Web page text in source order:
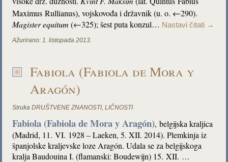
Maximus Rullianus), vojskovođa i državnik (u. o. ←290).
Magister equitum (←325); šest puta konzul… Nastavi čitati →
Ažurirano: 1. listopada 2013.
Fabiola (Fabiola de Mora y
Aragón)
Struka DRUŠTVENE ZNANOSTI,LIČNOSTI
Fabiola (Fabiola de Mora y Aragón), belgijska kraljica
(Madrid, 11. VI. 1928 – Laeken, 5. XII. 2014). Plemkinja iz
španjolske kraljevske loze Aragón. Udala se za belgijskoga
kralja Baudouina I. (flamanski: Boudewijn) 15. XII. …